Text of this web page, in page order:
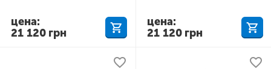
21 120 грн
цена:
21 120 грн
цена: